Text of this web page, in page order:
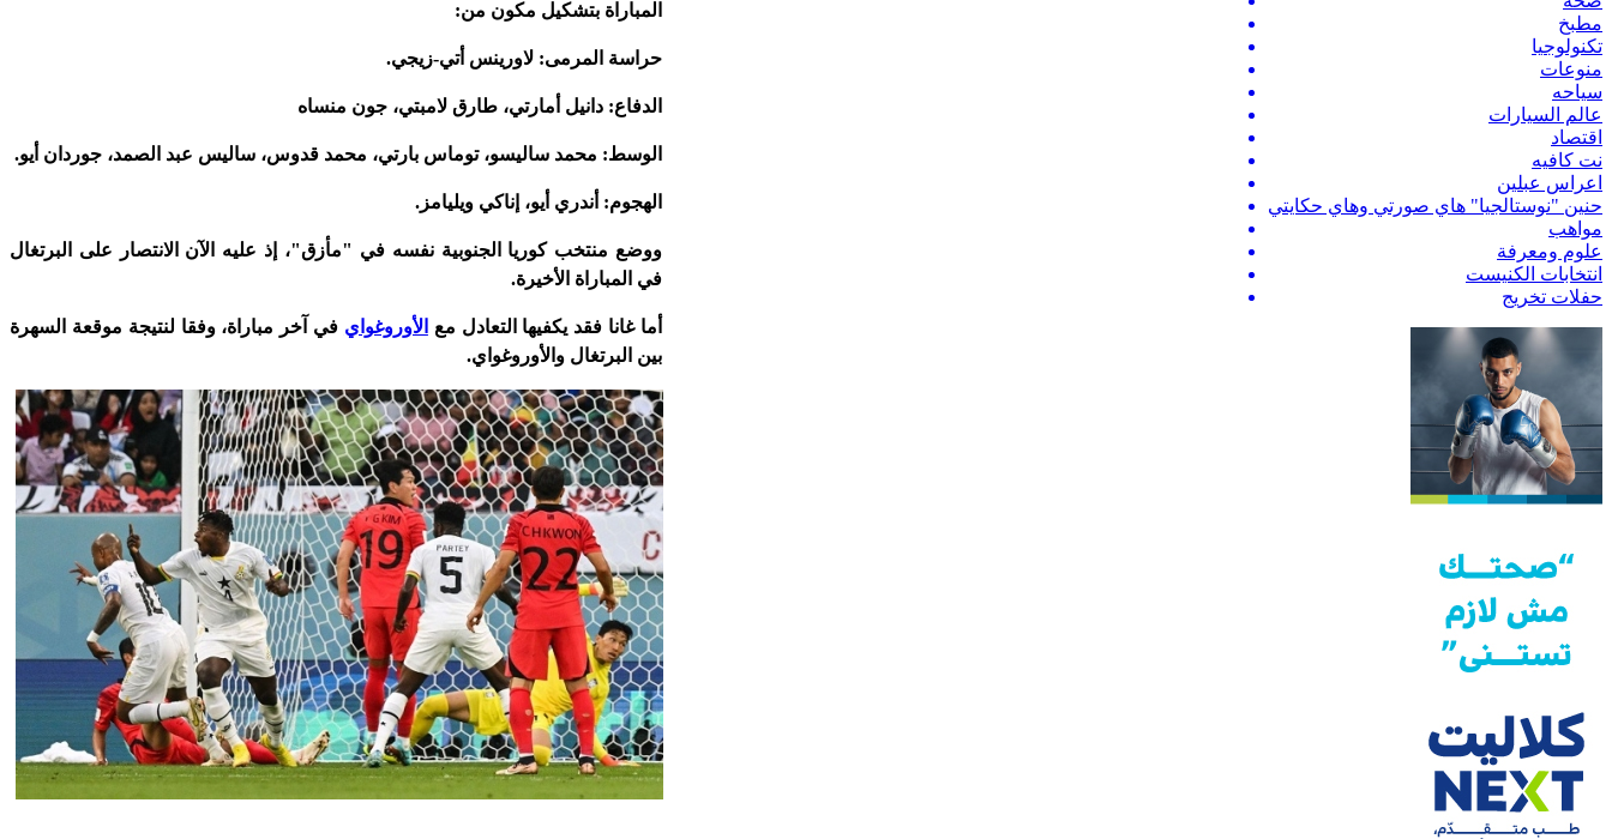
مطبخ
تكنولوجيا
منوعات
سياحه
عالم السيارات
اقتصاد
نت كافيه
اعراس عبلين
حنين "نوستالجيا" هاي صورتي وهاي حكايتي
مواهب
علوم ومعرفة
انتخابات الكنيست
حفلات تخريج
المباراة بتشكيل مكون من:
حراسة المرمى: لاورينس أتي-زيجي.
الدفاع: دانيل أمارتي، طارق لامبتي، جون منساه
الوسط: محمد ساليسو، توماس بارتي، محمد قدوس، ساليس عبد الصمد، جوردان أيو.
الهجوم: أندري أيو، إناكي ويليامز.
ووضع منتخب كوريا الجنوبية نفسه في "مأزق"، إذ عليه الآن الانتصار على البرتغال
في المباراة الأخيرة.
أما غانا فقد يكفيها التعادل مع الأوروغواي في آخر مباراة، وفقا لنتيجة موقعة السهرة
بين البرتغال والأوروغواي.